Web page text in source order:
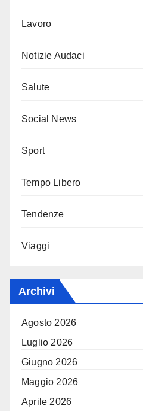
Lavoro
Notizie Audaci
Salute
Social News
Sport
Tempo Libero
Tendenze
Viaggi
Archivi
Agosto 2026
Luglio 2026
Giugno 2026
Maggio 2026
Aprile 2026